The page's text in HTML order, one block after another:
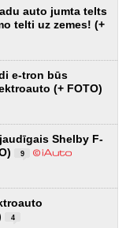
auto jumta telts
telti uz zemes! (+
e-tron būs
(+ FOTO)
Shelby F-
9
4